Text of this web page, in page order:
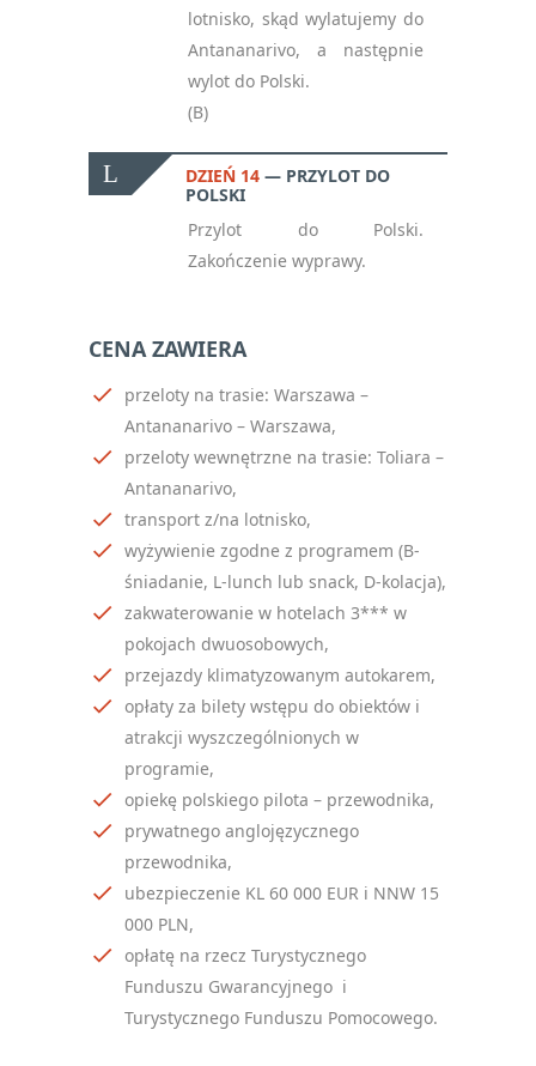
NEWSLETTER
— ZAPISZ SIĘ, ABY
OTRZYMYWAĆ
NAJNOWSZE
INFORMACJE
lotnisko, skąd wylatujemy do
Antananarivo, a następnie
wylot do Polski.
(B)
DZIEŃ 14
PRZYLOT DO
POLSKI
Przylot do Polski.
Zakończenie wyprawy.
CENA ZAWIERA
przeloty na trasie: Warszawa –
Antananarivo – Warszawa,
przeloty wewnętrzne na trasie: Toliara –
Antananarivo,
transport z/na lotnisko,
wyżywienie zgodne z programem (B-
śniadanie, L-lunch lub snack, D-kolacja),
zakwaterowanie w hotelach 3*** w
pokojach dwuosobowych,
przejazdy klimatyzowanym autokarem,
opłaty za bilety wstępu do obiektów i
atrakcji wyszczególnionych w
programie,
opiekę polskiego pilota – przewodnika,
prywatnego anglojęzycznego
przewodnika,
ubezpieczenie KL 60 000 EUR i NNW 15
000 PLN,
opłatę na rzecz Turystycznego
Funduszu Gwarancyjnego i
Turystycznego Funduszu Pomocowego.